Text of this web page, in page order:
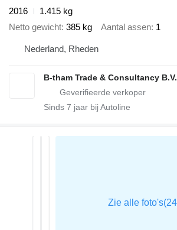
2016
1.415 kg
Netto gewicht 385 kg Aantal assen 1
Nederland, Rheden
B-tham Trade & Consultancy B.V.
Sinds 7 jaar bij Autoline